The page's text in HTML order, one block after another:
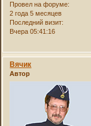
Провел на форуме:
2 года 5 месяцев
Последний визит:
Вчера 05:41:16
Вячик
Автор